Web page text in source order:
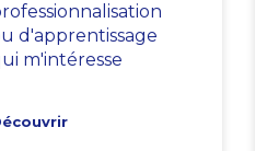
d'apprentissage
m'intéresse